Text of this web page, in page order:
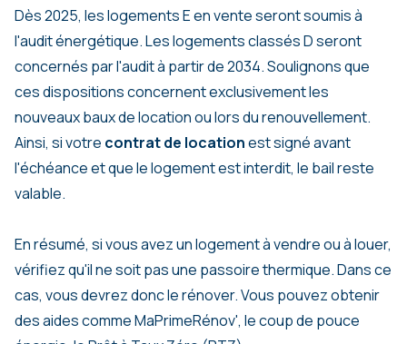
Dès 2025, les logements E en vente seront soumis à
l'audit énergétique. Les logements classés D seront
concernés par l'audit à partir de 2034. Soulignons que
ces dispositions concernent exclusivement les
nouveaux baux de location ou lors du renouvellement.
Ainsi, si votre contrat de locationest signé avant
l'échéance et que le logement est interdit, le bail reste
valable.
En résumé, si vous avez un logement à vendre ou à louer,
vérifiez qu'il ne soit pas une passoire thermique. Dans ce
cas, vous devrez donc le rénover. Vous pouvez obtenir
des aides comme MaPrimeRénov', le coup de pouce